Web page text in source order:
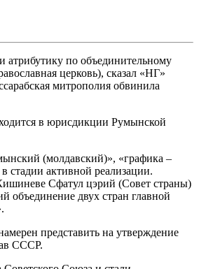
атрибутику по объединительному
церковь), сказал «НГ»
митрополия обвинила
в юрисдикции Румынской
(молдавский)», «графика –
стадии активной реализации.
Сфатул цэрий (Совет страны)
объединение двух стран главной
представить на утверждение
СССР.